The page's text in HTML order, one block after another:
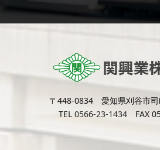
〒448-0834 愛知県刈谷市司
TEL 0566-23-1434FAX